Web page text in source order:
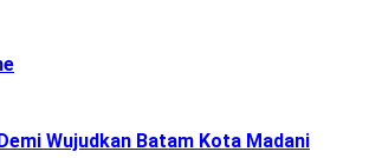
Wujudkan Batam Kota Madani